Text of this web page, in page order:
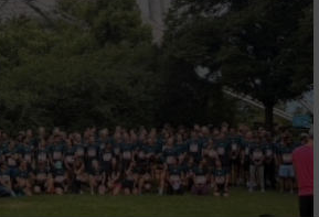
angeforderten